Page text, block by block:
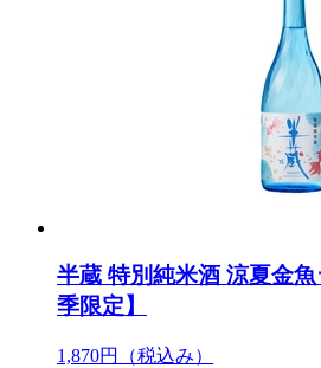
半蔵 特別純米酒 涼夏金
季限定】
1,870円 （税込み）